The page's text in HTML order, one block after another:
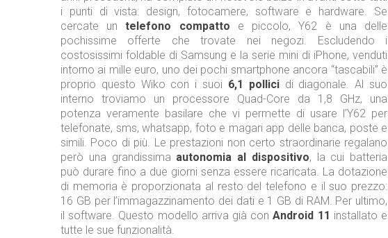
i punti di vista: design, fotocamere, software e hardware. Se
cercate untelefono compatto e piccolo, Y62 è una delle
pochissime offerte che trovate nei negozi. Escludendo i
costosissimi foldable di Samsung e la serie mini di iPhone, venduti
intorno ai mille euro, uno dei pochi smartphone ancora “tascabili” è
proprio questo Wiko con i suoi 6,1 pollicidi diagonale. Al suo
interno troviamo un processore Quad-Core da 1,8 GHz, una
potenza veramente basilare che vi permette di usare l’Y62 per
telefonate, sms, whatsapp, foto e magari app delle banca, poste e
simili. Poco di più. Le prestazioni non certo straordinarie regalano
però una grandissima autonomia al dispositivo, la cui batteria
può durare fino a due giorni senza essere ricaricata. La dotazione
di memoria è proporzionata al resto del telefono e il suo prezzo:
16 GB per l’immagazzinamento dei dati e 1 GB di RAM. Per ultimo,
il software. Questo modello arriva già conAndroid 11 installato e
tutte le sue funzionalità.